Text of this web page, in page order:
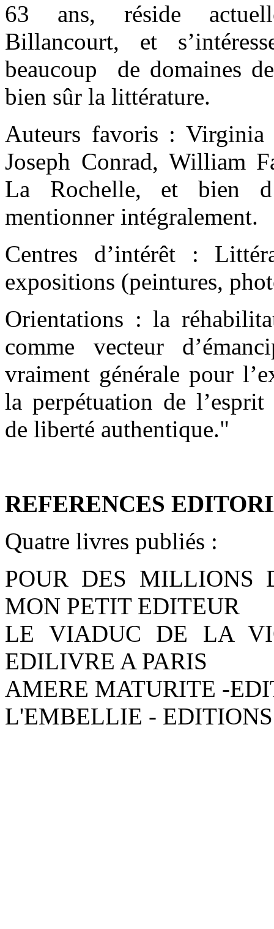
63 ans, réside
Billancourt, et
beaucoup de domaines
bien sûr la littérature.
Auteurs favoris : Virginia
Joseph Conrad, William
La Rochelle, et bien
mentionner intégralement.
Centres d’intérêt :
expositions (peintures,
Orientations : la
comme vecteur
vraiment générale pour
la perpétuation de
de liberté authentique."
REFERENCES
Quatre livres publiés :
POUR DES MILLIONS
MON PETIT EDITEUR
LE VIADUC DE LA
EDILIVRE A PARIS
AMERE MATURITE -
L'EMBELLIE -